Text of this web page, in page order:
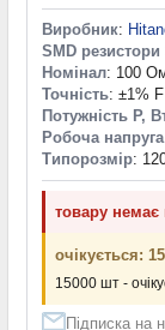
Виробник:
SMD резистори
Номінал: 100
Точність: ±1% F
Потужність P,
Робоча
Типорозмір:
товару немає
очікується:
15000 шт -
Підписка на